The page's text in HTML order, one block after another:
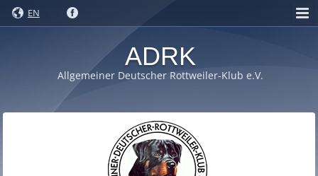
EN
ADRK
Allgemeiner Deutscher Rottweiler-Klub e.V.